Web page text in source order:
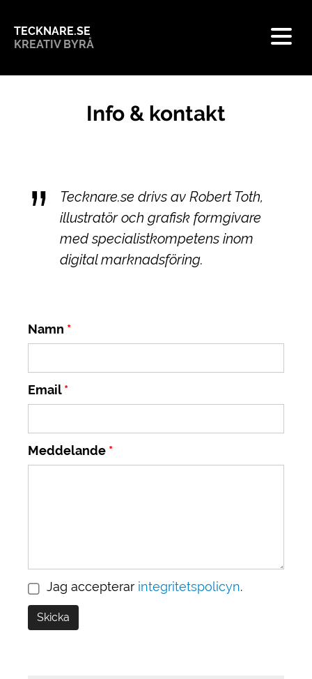
TECKNARE.SE
KREATIV BYRÅ
Info & kontakt
Tecknare.se drivs av Robert Toth,
illustratör och grafisk formgivare
med specialistkompetens inom
digital marknadsföring.
Namn
Email
Meddelande
Jag accepterar integritetspolicyn.
Skicka